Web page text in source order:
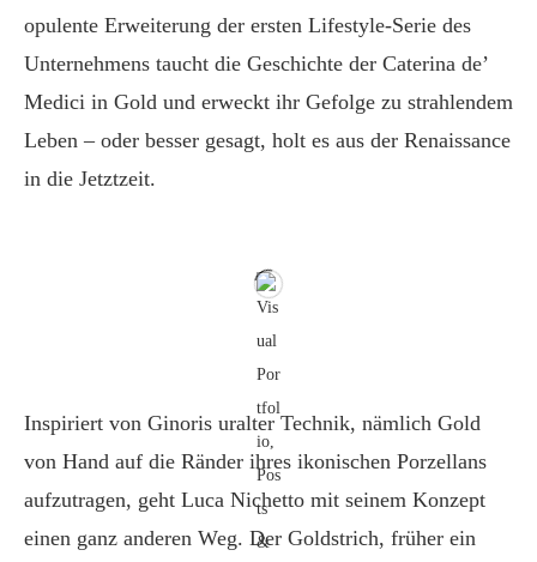
opulente Erweiterung der ersten Lifestyle-Serie des
Unternehmens taucht die Geschichte der Caterina de’
Medici in Gold und erweckt ihr Gefolge zu strahlendem
Leben – oder besser gesagt, holt es aus der Renaissance
in die Jetztzeit.
Inspiriert von Ginoris uralter Technik, nämlich Gold
von Hand auf die Ränder ihres ikonischen Porzellans
aufzutragen, geht Luca Nichetto mit seinem Konzept
einen ganz anderen Weg. Der Goldstrich, früher ein